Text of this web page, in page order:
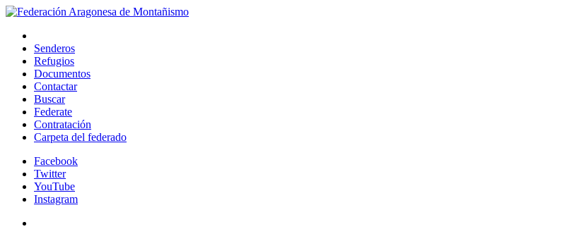
Senderos
Refugios
Documentos
Contactar
Buscar
Federate
Contratación
Carpeta del federado
Facebook
Twitter
YouTube
Instagram